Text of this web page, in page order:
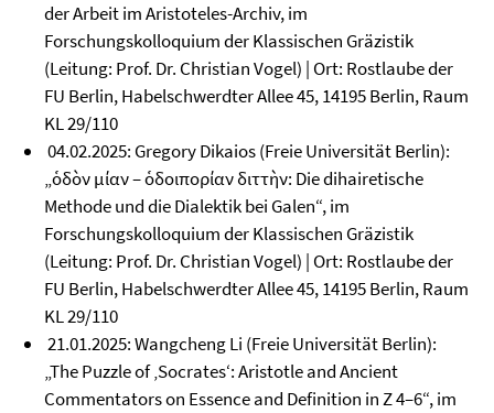
der Arbeit im Aristoteles-Archiv, im
Forschungskolloquium der Klassischen Gräzistik
(Leitung: Prof. Dr. Christian Vogel) | Ort: Rostlaube der
FU Berlin, Habelschwerdter Allee 45, 14195 Berlin, Raum
KL 29/110
04.02.2025: Gregory Dikaios (Freie Universität Berlin):
„ὁδὸν μίαν–ὁδοιπορίαν διττὴν: Die dihairetische
Methode und die Dialektik bei Galen“, im
Forschungskolloquium der Klassischen Gräzistik
(Leitung: Prof. Dr. Christian Vogel) | Ort: Rostlaube der
FU Berlin, Habelschwerdter Allee 45, 14195 Berlin, Raum
KL 29/110
21.01.2025: Wangcheng Li (Freie Universität Berlin):
„The Puzzle of ‚Socrates‘: Aristotle and Ancient
Commentators on Essence and Definition in Z 4–6“, im